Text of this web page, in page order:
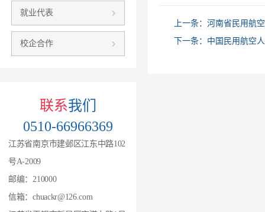
就业代表
校企合作
联系我们
0510-66966369
江苏省南京市建邺区江东中路102
号A-2009
邮编：210000
信箱：chuackr@126.com
上一条： 河南省民用航
下一条： 中国民用航空